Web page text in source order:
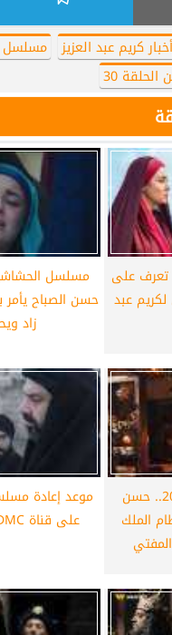
أخبار كريم عبد العزيز مسلسل
30
تعرف على
لكريم عبد
حسن الصباح يأمر
زاد
الحشاشين الحلقة 20.. حسن
الملك
موعد إعادة
على قناة DMC الحلقة 15
صدمة
موعد سفر